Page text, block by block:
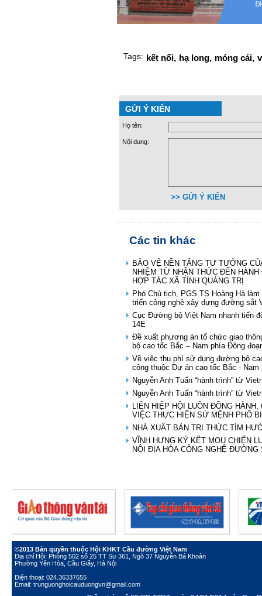
Tags: kết nối, hạ long, móng cái,
GỬI Ý KIẾN
Họ tên:
Nội dung:
>> GỬI Ý KIẾN
Các tin khác
BẢO VỆ NỀN TẢNG TƯ TƯỞNG
NHIỆM TỪ NHẬN THỨC ĐẾN
HỢP TÁC XÃ TỈNH QUẢNG TRỊ
Phó Chủ tịch, PGS.TS Hoàng Hà
triển công nghệ xây dựng đường sắt
Cục Đường bộ Việt Nam nhanh tiến
14E
Đề xuất phương án tổ chức giao
bộ cao tốc Bắc – Nam phía Đông
Về việc thu phí sử dụng đường bộ
công thuộc Dự án cao tốc Bắc -
Nguyễn Anh Tuấn “hành trình” từ
Nguyễn Anh Tuấn “hành trình” từ
LIÊN HIỆP HỘI LUÔN ĐỒNG
VIỆC THỰC HIỆN SỨ MỆNH PHỔ
NHÀ XUẤT BẢN TRI THỨC TÌM
VĨNH HƯNG KÝ KẾT MOU CHIẾN
NỘI ĐỊA HÓA CÔNG NGHỆ ĐƯỜNG
©2013 Bản quyền thuộc Hội KHKT Cầu đường Việt Nam
Địa chỉ Hội: Phòng 502 số 25 TT Sư 361, Ngõ 37 Nguyễn Bá Khoản
Phường Yên Hòa, Cầu Giấy, Hà Nội
Điện thoại: 024.36337655
Email: trunguonghoicauduongvn@gmail.com